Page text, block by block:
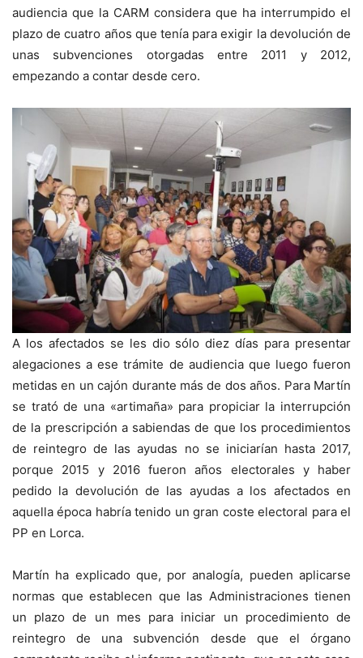
audiencia que la CARM considera que ha interrumpido el
plazo de cuatro años que tenía para exigir la devolución de
unas subvenciones otorgadas entre 2011 y 2012,
empezando a contar desde cero.
A los afectados se les dio sólo diez días para presentar
alegaciones a ese trámite de audiencia que luego fueron
metidas en un cajón durante más de dos años. Para Martín
se trató de una «artimaña» para propiciar la interrupción
de la prescripción a sabiendas de que los procedimientos
de reintegro de las ayudas no se iniciarían hasta 2017,
porque 2015 y 2016 fueron años electorales y haber
pedido la devolución de las ayudas a los afectados en
aquella época habría tenido un gran coste electoral para el
PP en Lorca.
Martín ha explicado que, por analogía, pueden aplicarse
normas que establecen que las Administraciones tienen
un plazo de un mes para iniciar un procedimiento de
reintegro de una subvención desde que el órgano